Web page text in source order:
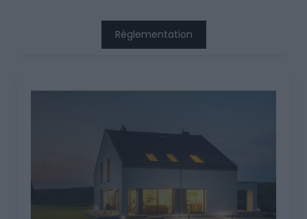
Réglementation